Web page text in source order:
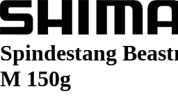
Spindestang
M 150g